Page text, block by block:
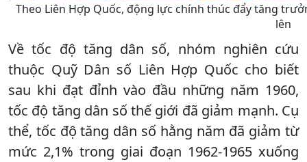
Theo Liên Hợp Quốc, động lực chính thúc đẩy tăng
lên
Về tốc độ tăng dân số, nhóm nghiên cứu
thuộc Quỹ Dân số Liên Hợp Quốc cho biết
sau khi đạt đỉnh vào đầu những năm 1960,
tốc độ tăng dân số thế giới đã giảm mạnh. Cụ
thể, tốc độ tăng dân số hằng năm đã giảm từ
mức 2,1% trong giai đoạn 1962-1965 xuống